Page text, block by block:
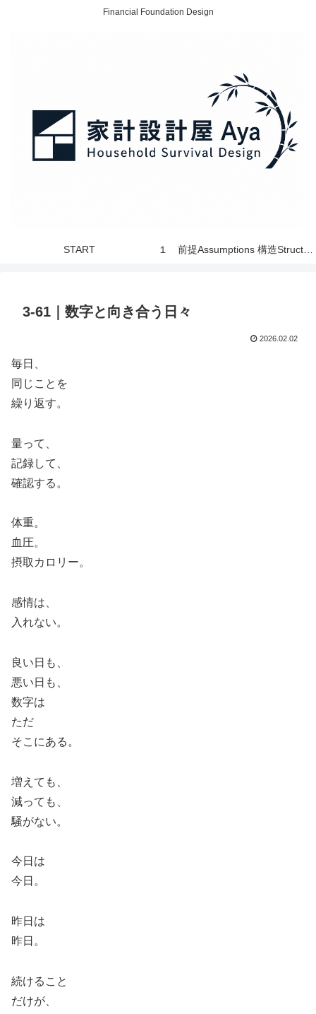
Financial Foundation Design
START
3-61｜数字と向き合う日々
2026.02.02
毎日、
同じことを
繰り返す。
量って、
記録して、
確認する。
体重。
血圧。
摂取カロリー。
感情は、
入れない。
良い日も、
悪い日も、
数字は
ただ
そこにある。
増えても、
減っても、
騒がない。
今日は
今日。
昨日は
昨日。
続けること
だけが、